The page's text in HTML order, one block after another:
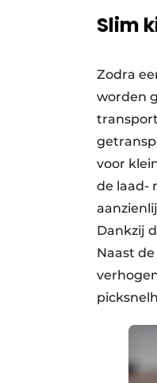
Slim
Zodra
worden
voor
de laad-
Dankzij
Naast